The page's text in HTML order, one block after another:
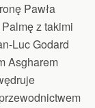
Pawła
z takimi
Luc Godard
Asgharem